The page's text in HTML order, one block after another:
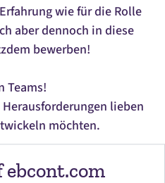
wie für die Rolle
aber dennoch in diese
bewerben!
Teams!
lieben
möchten.